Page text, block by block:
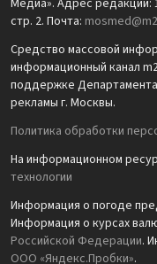
Медиа». Адрес редакции:
стр. 2. Почта:
Средство массовой
информационный канал
поддержке
рекламы г. Москвы.
Политика обработки
На информационном
технологии
Информация о погоде
Информация о курсах
Российской Федерации.
ООО «Яндекс.Пробки».